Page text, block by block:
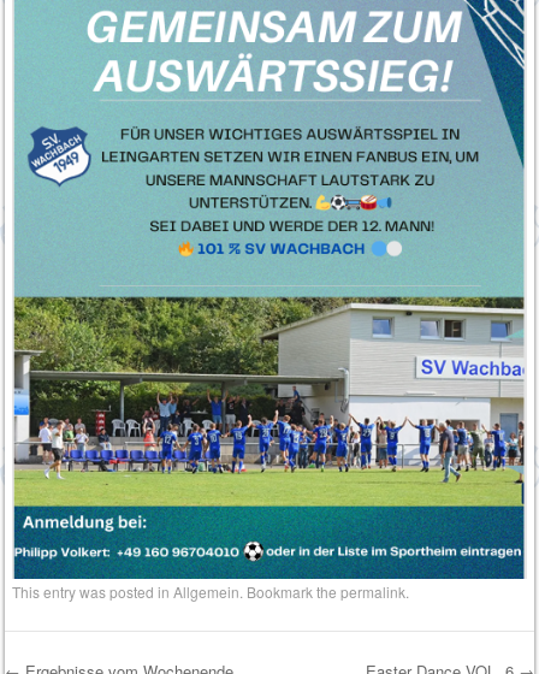
This entry was posted inAllgemein. Bookmark thepermalink.